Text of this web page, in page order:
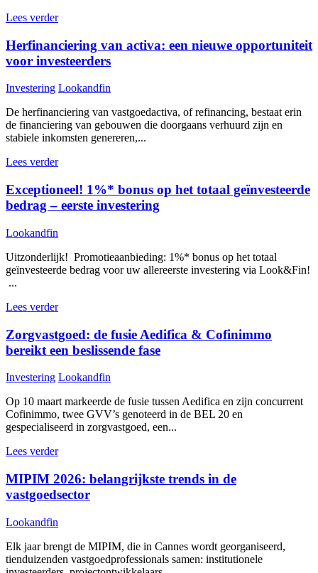
Lees verder
Herfinanciering van activa: een nieuwe opportuniteit
voor investeerders
Investering Lookandfin
De herfinanciering van vastgoedactiva, of refinancing, bestaat erin
de financiering van gebouwen die doorgaans verhuurd zijn en
stabiele inkomsten genereren,...
Lees verder
Exceptioneel! 1%* bonus op het totaal geïnvesteerde
bedrag – eerste investering
Lookandfin
Uitzonderlijk! Promotieaanbieding: 1%* bonus op het totaal
geïnvesteerde bedrag voor uw allereerste investering via Look&Fin!
...
Lees verder
Zorgvastgoed: de fusie Aedifica & Cofinimmo
bereikt een beslissende fase
Investering Lookandfin
Op 10 maart markeerde de fusie tussen Aedifica en zijn concurrent
Cofinimmo, twee GVV’s genoteerd in de BEL 20 en
gespecialiseerd in zorgvastgoed, een...
Lees verder
MIPIM 2026: belangrijkste trends in de
vastgoedsector
Lookandfin
Elk jaar brengt de MIPIM, die in Cannes wordt georganiseerd,
tienduizenden vastgoedprofessionals samen: institutionele